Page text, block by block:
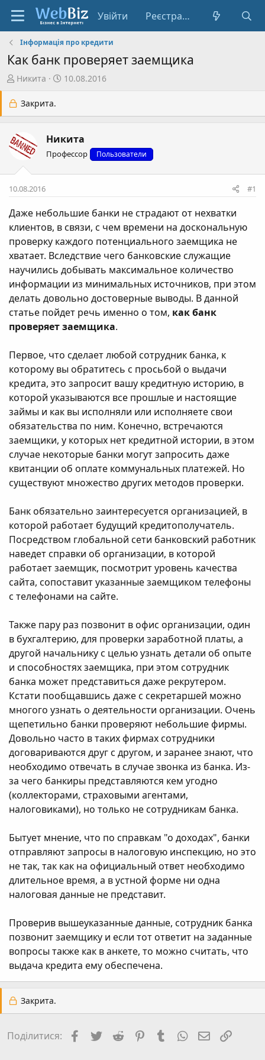
Увійти Реєстрація
Інформація про кредити
Как банк проверяет заемщика
А
т
о
т
е
и
Никита
Д
а
т
в
р
н
я
10.08.2016
Закрита.
Никита
Профессор Пользователи
10.08.2016 #1
Даже небольшие банки не страдают от нехватки
клиентов, в связи, с чем времени на доскональную
проверку каждого потенциального заемщика не
хватает. Вследствие чего банковские служащие
научились добывать максимальное количество
информации из минимальных источников, при этом
делать довольно достоверные выводы. В данной
статье пойдет речь именно о том, как банк
проверяет заемщика.
Первое, что сделает любой сотрудник банка, к
которому вы обратитесь с просьбой о выдачи
кредита, это запросит вашу кредитную историю, в
которой указываются все прошлые и настоящие
займы и как вы исполняли или исполняете свои
обязательства по ним. Конечно, встречаются
заемщики, у которых нет кредитной истории, в этом
случае некоторые банки могут запросить даже
квитанции об оплате коммунальных платежей. Но
существуют множество других методов проверки.
Банк обязательно заинтересуется организацией, в
которой работает будущий кредитополучатель.
Посредством глобальной сети банковский работник
наведет справки об организации, в которой
работает заемщик, посмотрит уровень качества
сайта, сопоставит указанные заемщиком телефоны
с телефонами на сайте.
Также пару раз позвонит в офис организации, один
в бухгалтерию, для проверки заработной платы, а
другой начальнику с целью узнать детали об опыте
и способностях заемщика, при этом сотрудник
банка может представиться даже рекрутером.
Кстати пообщавшись даже с секретаршей можно
многого узнать о деятельности организации. Очень
щепетильно банки проверяют небольшие фирмы.
Довольно часто в таких фирмах сотрудники
договариваются друг с другом, и заранее знают, что
необходимо отвечать в случае звонка из банка. Из-
за чего банкиры представляются кем угодно
(коллекторами, страховыми агентами,
налоговиками), но только не сотрудникам банка.
Бытует мнение, что по справкам "о доходах", банки
отправляют запросы в налоговую инспекцию, но это
не так, так как на официальный ответ необходимо
длительное время, а в устной форме ни одна
налоговая данные не представит.
Проверив вышеуказанные данные, сотрудник банка
позвонит заемщику и если тот ответит на заданные
вопросы также как в анкете, то можно считать, что
выдача кредита ему обеспечена.
Закрита.
Поділитися: Facebook
TwitterReddit PinterestTumblrWhatsApp
E-mail